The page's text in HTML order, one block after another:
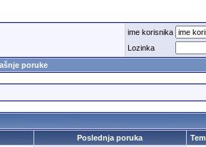
ime korisnika
Lozinka
poruke
Poslednja poruka